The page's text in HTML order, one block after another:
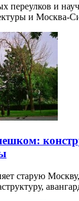
переулков и
и Москва-
старую Москву,